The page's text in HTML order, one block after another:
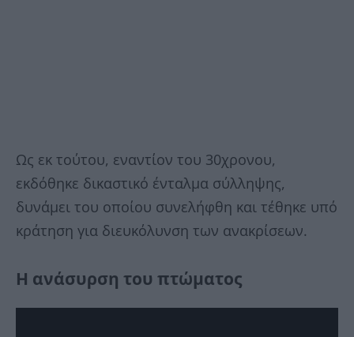
Ως εκ τούτου, εναντίον του 30χρονου,
εκδόθηκε δικαστικό ένταλμα σύλληψης,
δυνάμει του οποίου συνελήφθη και τέθηκε υπό
κράτηση για διευκόλυνση των ανακρίσεων.
Η ανάσυρση του πτώματος